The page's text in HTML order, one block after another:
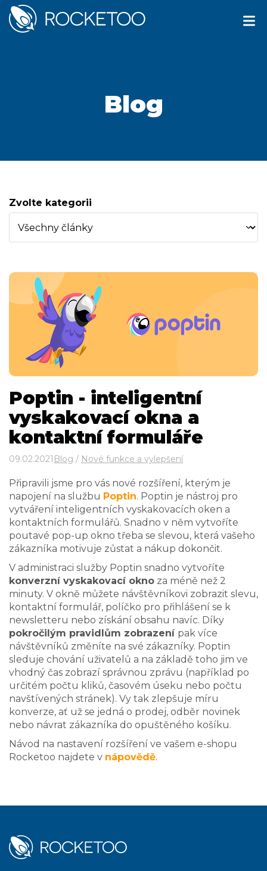
Blog
Poptin - inteligentní
vyskakovací okna a
kontaktní formuláře
09.02.2021 Blog / Nové funkce a vylepšení
Připravili jsme pro vás nové rozšíření, kterým je
napojení na službu Poptin. Poptin je nástroj pro
vytváření inteligentních vyskakovacích oken a
kontaktních formulářů. Snadno v něm vytvoříte
poutavé pop-up okno třeba se slevou, která vašeho
zákazníka motivuje zůstat a nákup dokončit.
V administraci služby Poptin snadno vytvoříte
konverzní vyskakovací okno za méně než 2
minuty. V okně můžete návštěvníkovi zobrazit slevu,
kontaktní formulář, políčko pro přihlášení se k
newsletteru nebo získání obsahu navíc. Díky
pokročilým pravidlům zobrazení pak více
návštěvníků změníte na své zákazníky. Poptin
sleduje chování uživatelů a na základě toho jim ve
vhodný čas zobrazí správnou zprávu (například po
určitém počtu kliků, časovém úseku nebo počtu
navštívených stránek). Vy tak zlepšuje míru
konverze, ať už se jedná o prodej, odběr novinek
nebo návrat zákazníka do opuštěného košíku.
Návod na nastavení rozšíření ve vašem e-shopu
Rocketoo najdete v nápovědě.
Zvolte kategorii